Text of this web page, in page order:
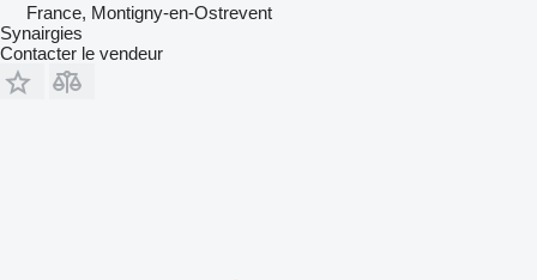
France, Montigny-en-Ostrevent
Synairgies
Contacter le vendeur